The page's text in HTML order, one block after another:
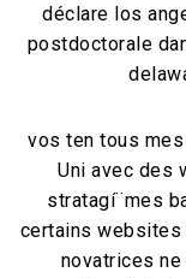
déclare los
postdoctorale
vos ten tous
Uni avec des
stratagí¨mes
certains
novatrices ne